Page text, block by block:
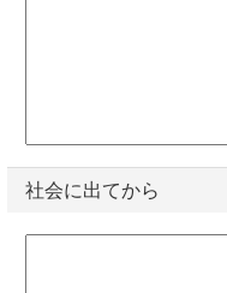
社会に出てから